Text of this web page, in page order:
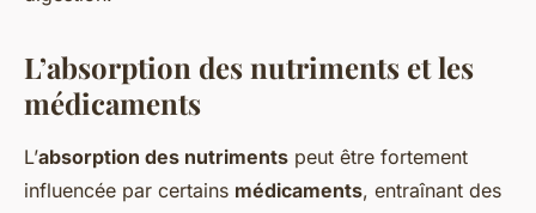
L’absorption des nutriments et les
médicaments
L’absorption des nutriments peut être fortement
influencée par certains médicaments, entraînant des